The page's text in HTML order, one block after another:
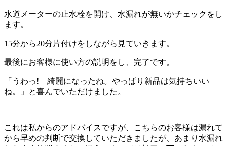
水道メーターの止水栓を開け、水漏れが無いかチェックをし
ます。
15分から20分片付けをしながら見ていきます。
最後にお客様に使い方の説明をし、完了です。
「うわっ! 綺麗になったね。やっぱり新品は気持ちいい
ね。」と喜んでいただけました。
これは私からのアドバイスですが、こちらのお客様は漏れて
から早めの判断で交換していただきましたが、あまり水漏れ